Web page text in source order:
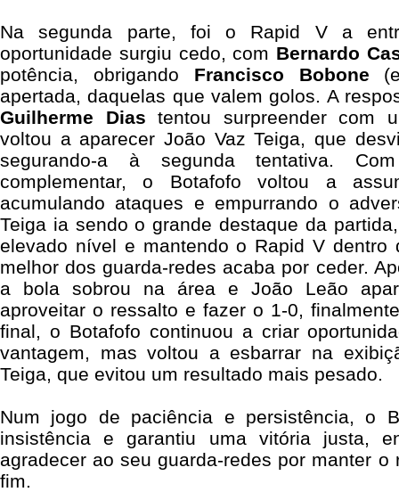
Na segunda parte, foi o Rapid V a
oportunidade surgiu cedo, com Bernardo
potência, obrigando Francisco Bobone
apertada, daquelas que valem golos. A
Guilherme Dias tentou surpreender com
voltou a aparecer João Vaz Teiga, que
segurando-a à segunda tentativa.
complementar, o Botafofo voltou a
acumulando ataques e empurrando o
Teiga ia sendo o grande destaque da
elevado nível e mantendo o Rapid V dentro
melhor dos guarda-redes acaba por ceder.
a bola sobrou na área e João Leão
aproveitar o ressalto e fazer o 1-0,
final, o Botafofo continuou a criar
vantagem, mas voltou a esbarrar na
Teiga, que evitou um resultado mais pesado.
Num jogo de paciência e persistência, o
insistência e garantiu uma vitória justa,
agradecer ao seu guarda-redes por manter
fim.